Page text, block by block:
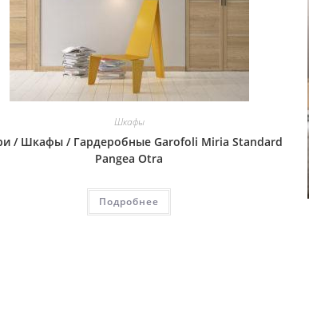
Шкафы
/ Шкафы / Гардеробные Garofoli Miria Standard
Pangea Otra
Подробнее